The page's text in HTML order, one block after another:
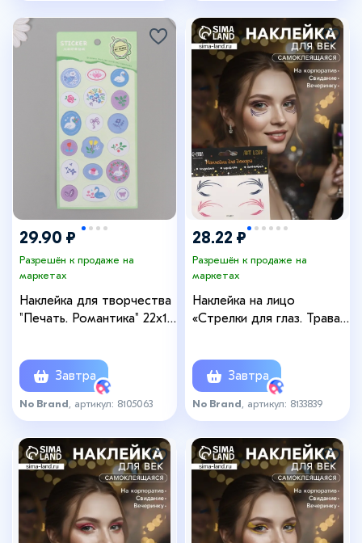
29.90 ₽
Разрешён к продаже на
маркетах
Наклейка для творчества
"Печать. Романтика" 22х10
Завтра
No Brand , артикул: 8105063
28.22 ₽
Разрешён к продаже на
маркетах
Наклейка на лицо
«Стрелки для глаз. Трава»,
Завтра
No Brand , артикул: 8133839